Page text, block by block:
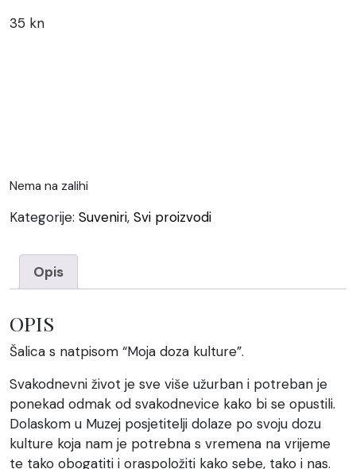
35 kn
Nema na zalihi
Kategorije: Suveniri, Svi proizvodi
Opis
OPIS
Šalica s natpisom “Moja doza kulture”.
Svakodnevni život je sve više užurban i potreban je
ponekad odmak od svakodnevice kako bi se opustili.
Dolaskom u Muzej posjetitelji dolaze po svoju dozu
kulture koja nam je potrebna s vremena na vrijeme
te tako obogatiti i oraspoložiti kako sebe, tako i nas.